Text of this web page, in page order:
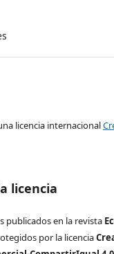
licencia internacional
licencia
publicados en la revista
por la licencia